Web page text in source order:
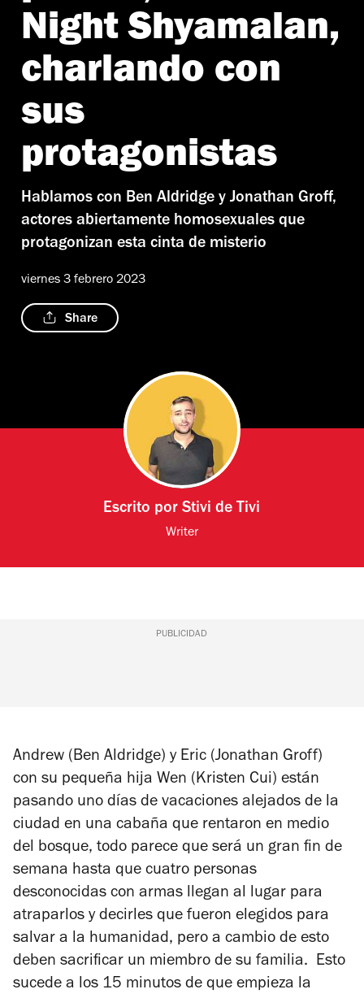
Night Shyamalan,
charlando con
sus
protagonistas
Hablamos con Ben Aldridge y Jonathan Groff,
actores abiertamente homosexuales que
protagonizan esta cinta de misterio
viernes 3 febrero 2023
Share
Escrito porStivi de Tivi
Writer
PUBLICIDAD
Andrew (Ben Aldridge) y Eric (Jonathan Groff)
con su pequeña hija Wen (Kristen Cui) están
pasando uno días de vacaciones alejados de la
ciudad en una cabaña que rentaron en medio
del bosque, todo parece que será un gran fin de
semana hasta que cuatro personas
desconocidas con armas llegan al lugar para
atraparlos y decirles que fueron elegidos para
salvar a la humanidad, pero a cambio de esto
deben sacrificar un miembro de su familia. Esto
sucede a los 15 minutos de que empieza la